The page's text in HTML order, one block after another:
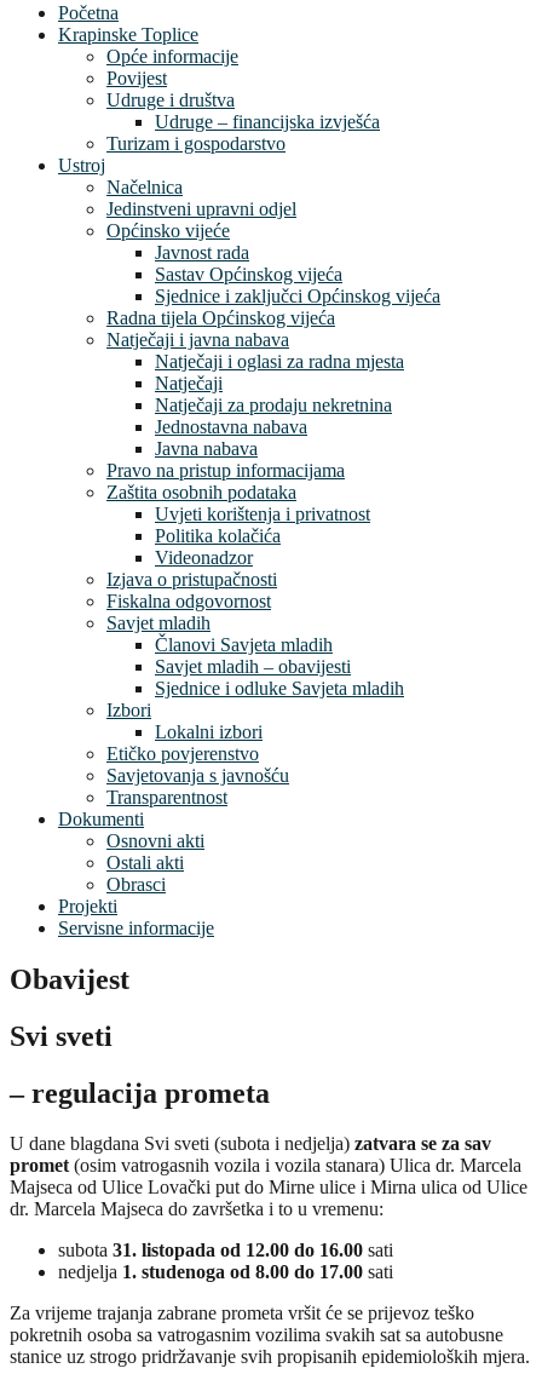
Početna
Krapinske Toplice
Opće informacije
Povijest
Udruge i društva
Udruge – financijska izvješća
Turizam i gospodarstvo
Ustroj
Načelnica
Jedinstveni upravni odjel
Općinsko vijeće
Javnost rada
Sastav Općinskog vijeća
Sjednice i zaključci Općinskog vijeća
Radna tijela Općinskog vijeća
Natječaji i javna nabava
Natječaji i oglasi za radna mjesta
Natječaji
Natječaji za prodaju nekretnina
Jednostavna nabava
Javna nabava
Pravo na pristup informacijama
Zaštita osobnih podataka
Uvjeti korištenja i privatnost
Politika kolačića
Videonadzor
Izjava o pristupačnosti
Fiskalna odgovornost
Savjet mladih
Članovi Savjeta mladih
Savjet mladih – obavijesti
Sjednice i odluke Savjeta mladih
Izbori
Lokalni izbori
Etičko povjerenstvo
Savjetovanja s javnošću
Transparentnost
Dokumenti
Osnovni akti
Ostali akti
Obrasci
Projekti
Servisne informacije
Obavijest
Svi sveti
– regulacija prometa
U dane blagdana Svi sveti (subota i nedjelja) zatvara se za sav
promet(osim vatrogasnih vozila i vozila stanara) Ulica dr. Marcela
Majseca od Ulice Lovački put do Mirne ulice i Mirna ulica od Ulice
dr. Marcela Majseca do završetka i to u vremenu:
subota 31. listopada od 12.00 do 16.00 sati
nedjelja 1. studenoga od 8.00 do 17.00 sati
Za vrijeme trajanja zabrane prometa vršit će se prijevoz teško
pokretnih osoba sa vatrogasnim vozilima svakih sat sa autobusne
stanice uz strogo pridržavanje svih propisanih epidemioloških mjera.